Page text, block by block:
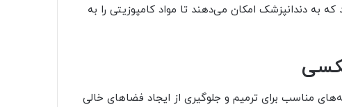
به دندانپزشک امکان می‌دهند تا مواد کامپوزیتی را به
مناسب برای ترمیم و جلوگیری از ایجاد فضاهای خالی